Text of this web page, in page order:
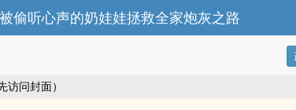
被偷听心声的奶娃娃拯救全家炮灰之路
问封面）